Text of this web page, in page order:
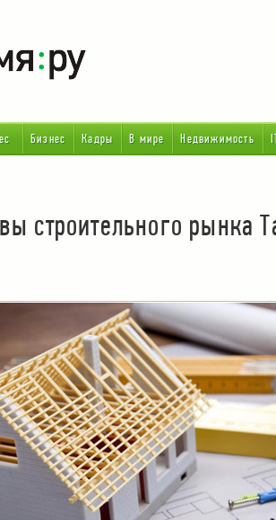
Бизнес Кадры В мире Недвижимость
строительного рынка